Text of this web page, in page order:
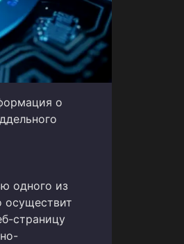
о
одного из
осуществит
страницу